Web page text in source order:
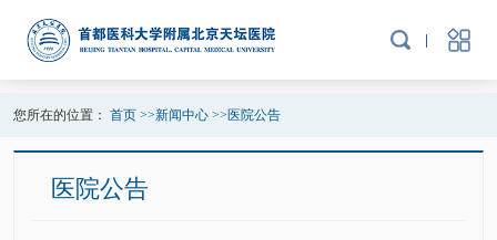
您所在的位置： 首页>>新闻中心>>医院公告
医院公告